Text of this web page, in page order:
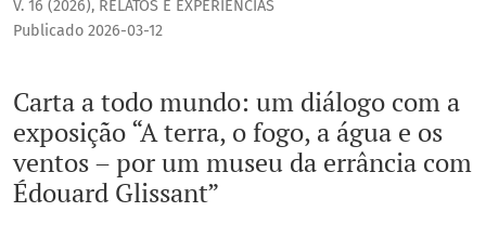
V. 16 (2026), RELATOS E EXPERIÊNCIAS
Carta a todo mundo: um diálogo com a
exposição “A terra, o fogo, a água e os
ventos – por um museu da errância com
Édouard Glissant”
Publicado 2026-03-12